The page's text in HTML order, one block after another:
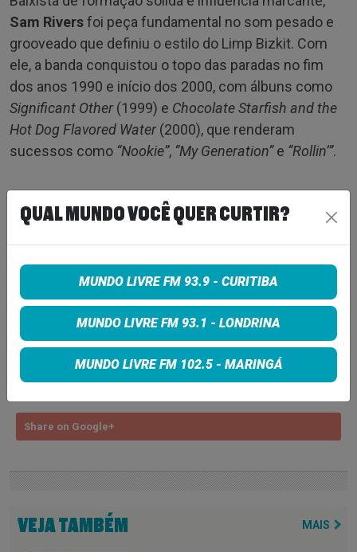
Sam Riversfoi peça fundamental no som pesado e
grooveado que definiu o estilo do Limp Bizkit. Com
ele, a banda conquistou o topo das paradas no fim
dos anos 1990 e início dos 2000, com álbuns como
Significant Other(1999) e Chocolate Starfish and the
Hot Dog Flavored Water(2000), que renderam
sucessos como “Nookie”, “My Generation”e “Rollin’”.
Tags:
NOTICIA
COMPARTILHE
Share on Facebook
Share on Google+
VEJA TAMBÉM MAIS
QUAL MUNDO VOCÊ QUER CURTIR?
MUNDO LIVRE FM 93.9 - CURITIBA
MUNDO LIVRE FM 93.1 - LONDRINA
MUNDO LIVRE FM 102.5 - MARINGÁ